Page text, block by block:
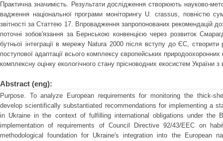
Практична значимість. Результати дослідження створюють науково-
вадження національної програми моніторингу U. crassus, повністю
звітності за Статтею 17. Впровадження запропонованих рекомендацій
поточні зобов'язання за Бернською конвенцією через розвиток
бутньої інтеграції в мережу Natura 2000 після вступу до ЄС,
поступової адаптації всього комплексу європейських
комплексну оцінку екологічного стану прісноводних екосистем України
Abstract (eng):
Purpose. To analyze European requirements for monitoring the thick-
develop scientifically substantiated recommendations for implementing a
in Ukraine in the context of fulfilling international obligations under the
implementation of requirements of Council Directive 92/43/EEC on
methodological foundation for Ukraine's integration into the European